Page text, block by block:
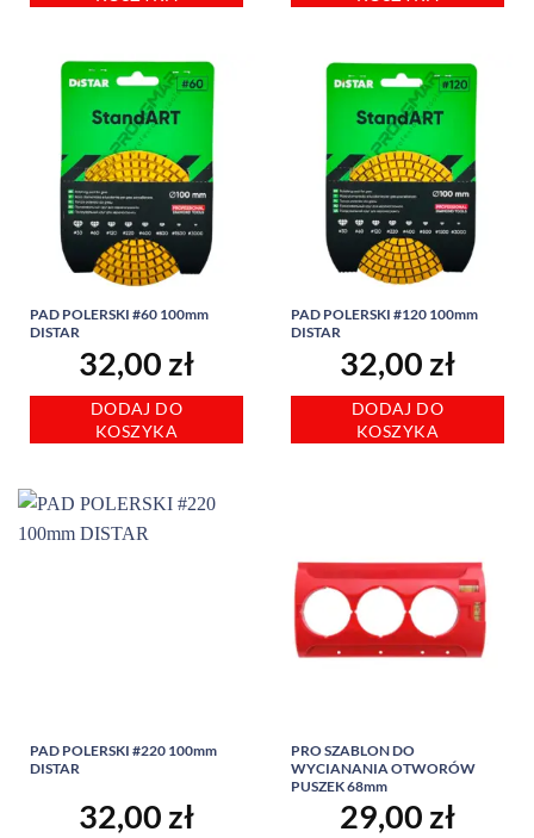
PAD POLERSKI #60 100mm
DISTAR
32,00 zł
DODAJ DO
KOSZYKA
PAD POLERSKI #120 100mm
DISTAR
32,00 zł
DODAJ DO
KOSZYKA
PAD POLERSKI #220 100mm
DISTAR
32,00 zł
PRO SZABLON DO
WYCIANANIA OTWORÓW
PUSZEK 68mm
29,00 zł